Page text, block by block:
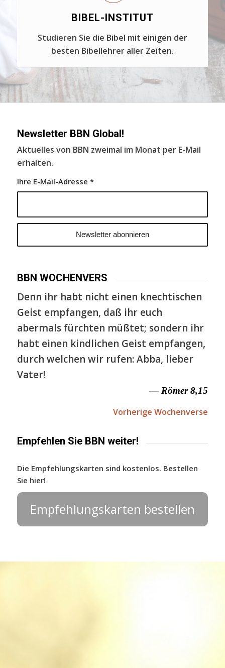
BIBEL-INSTITUT
Studieren Sie die Bibel mit einigen der
besten Bibellehrer aller Zeiten.
Newsletter BBN Global!
Aktuelles von BBN zweimal im Monat per E-Mail
erhalten.
Ihre E-Mail-Adresse *
BBN WOCHENVERS
Denn ihr habt nicht einen knechtischen
Geist empfangen, daß ihr euch
abermals fürchten müßtet; sondern ihr
habt einen kindlichen Geist empfangen,
durch welchen wir rufen: Abba, lieber
Vater!
— Römer 8,15
Vorherige Wochenverse
Empfehlen Sie BBN weiter!
Die Empfehlungskarten sind kostenlos. Bestellen
Sie hier!
Empfehlungskarten bestellen